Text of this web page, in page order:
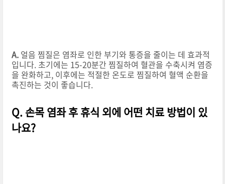
A.얼음 찜질은 염좌로 인한 부기와 통증을 줄이는 데 효과적
입니다. 초기에는 15-20분간 찜질하여 혈관을 수축시켜 염증
을 완화하고, 이후에는 적절한 온도로 찜질하여 혈액 순환을
촉진하는 것이 좋습니다.
Q. 손목 염좌 후 휴식 외에 어떤 치료 방법이 있
나요?